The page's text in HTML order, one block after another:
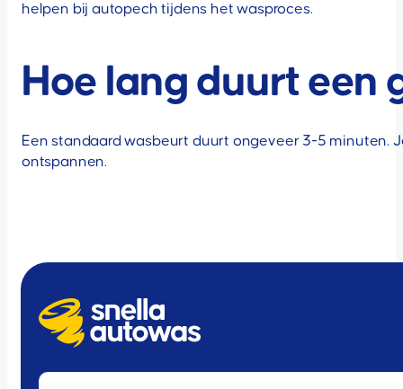
helpen bij autopech tijdens het wasproces.
Hoe lang duurt een
Een standaard wasbeurt duurt ongeveer 3-5 minuten.
ontspannen.